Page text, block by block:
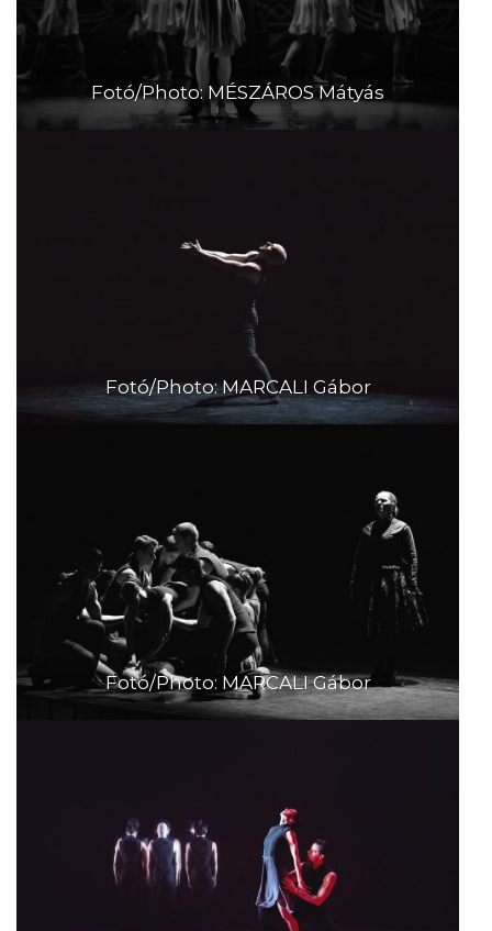
Fotó/Photo: MÉSZÁROS Mátyás
Fotó/Photo: MARCALI Gábor
Fotó/Photo: MARCALI Gábor